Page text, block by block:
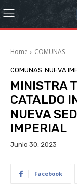
Home COMUNAS
COMUNAS NUEVA
MINISTRA
CATALDO
NUEVA
IMPERIAL
Junio 30, 2023
Facebook